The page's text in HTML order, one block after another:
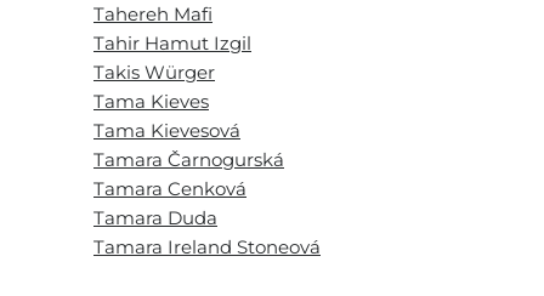
Tahereh Mafi
Tahir Hamut Izgil
Takis Würger
Tama Kieves
Tama Kievesová
Tamara Čarnogurská
Tamara Cenková
Tamara Duda
Tamara Ireland Stoneová